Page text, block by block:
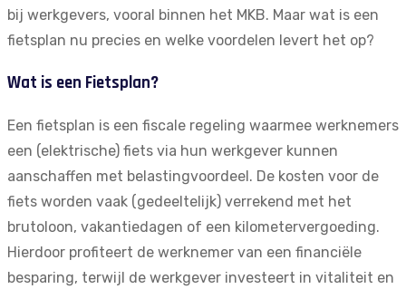
bij werkgevers, vooral binnen het MKB. Maar wat is een
fietsplan nu precies en welke voordelen levert het op?
Wat is een Fietsplan?
Een fietsplan is een fiscale regeling waarmee werknemers
een (elektrische) fiets via hun werkgever kunnen
aanschaffen met belastingvoordeel. De kosten voor de
fiets worden vaak (gedeeltelijk) verrekend met het
brutoloon, vakantiedagen of een kilometervergoeding.
Hierdoor profiteert de werknemer van een financiële
besparing, terwijl de werkgever investeert in vitaliteit en